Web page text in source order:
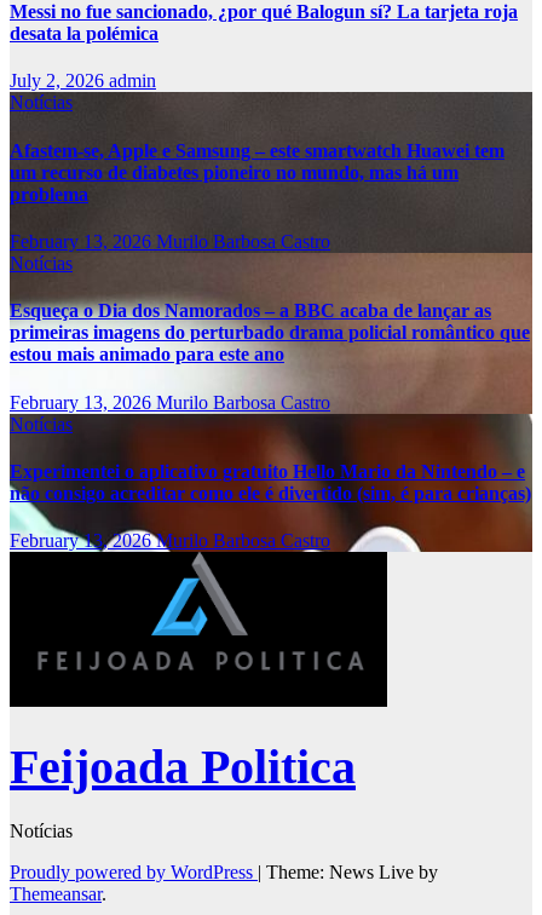
Messi no fue sancionado, ¿por qué Balogun sí? La tarjeta roja
desata la polémica
July 2, 2026 admin
Notícias
Afastem-se, Apple e Samsung – este smartwatch Huawei tem
um recurso de diabetes pioneiro no mundo, mas há um
problema
February 13, 2026 Murilo Barbosa Castro
Notícias
Esqueça o Dia dos Namorados – a BBC acaba de lançar as
primeiras imagens do perturbado drama policial romântico que
estou mais animado para este ano
February 13, 2026 Murilo Barbosa Castro
Notícias
Experimentei o aplicativo gratuito Hello Mario da Nintendo – e
não consigo acreditar como ele é divertido (sim, é para crianças)
February 13, 2026Murilo Barbosa Castro
Feijoada Politica
Notícias
Proudly powered by WordPress | Theme: News Live by
Themeansar.